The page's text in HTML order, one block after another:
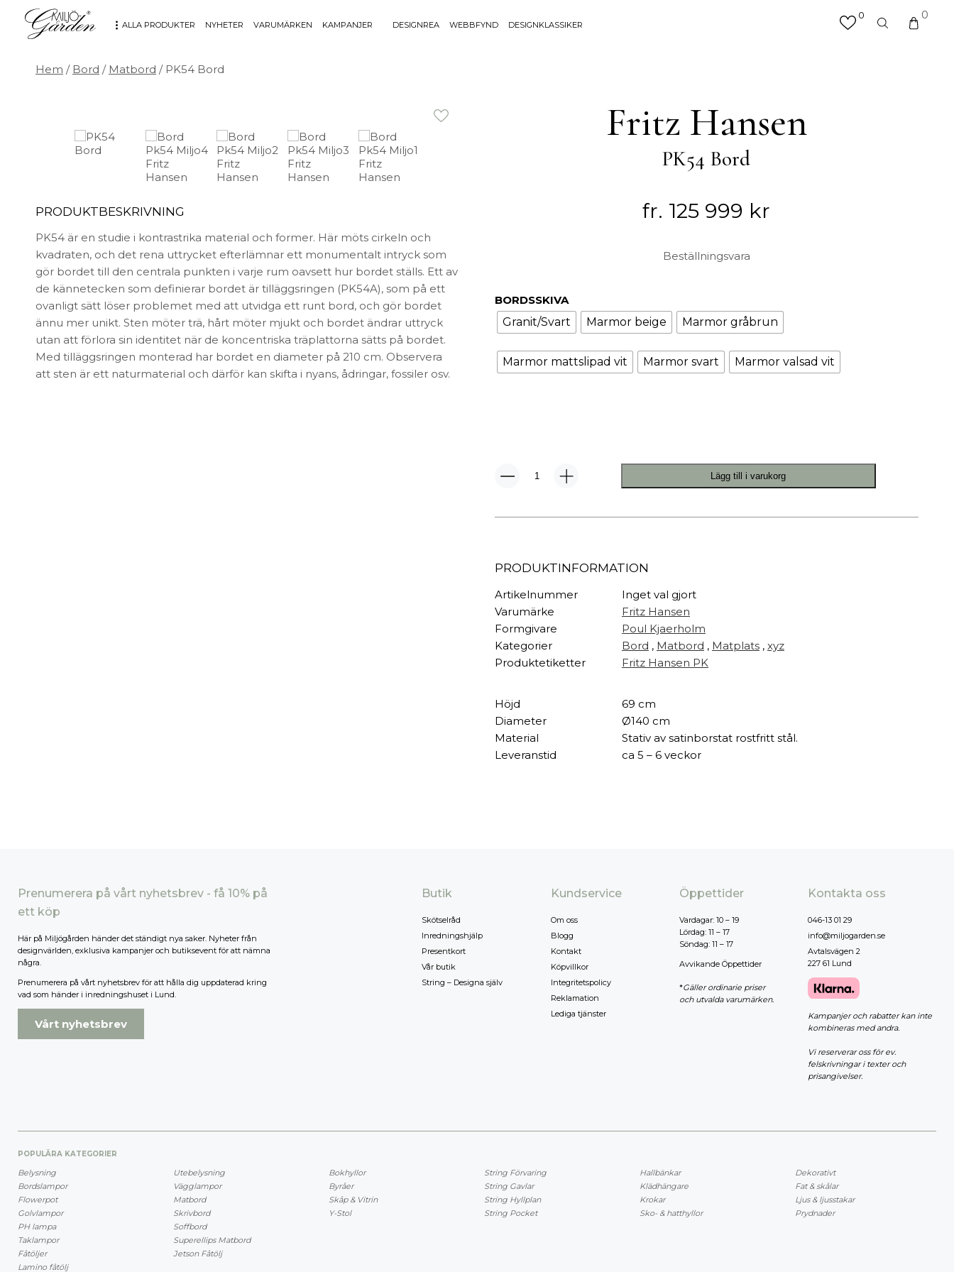
ALLA PRODUKTER
Hallbänkar
Soffor
Stolsdynor
FÖRVARING & HYLLSYSTEM
Bokhyllor
Byråer
Mediabänkar
Barn
Affischer
Dekorativt
Klockor
Kök & Servering
Ljus & ljusstakar
Speglar
Trädgård
Vaser & Krukor
Bordslampor
Golvlampor
Lamptillbehör
Utebelysning
Vägglampor
TEXTIL
Plädar
Kuddar & täcken
Överkast
Solsängar
Stolar
HALL
Sko- & hatthyllor
Hallmattor
Köksmattor
Matplatsmattor
Badrumsmattor
Målarfärg
High-tech
NYHETER VARUMÄRKEN KAMPANJER DESIGNREA WEBBFYND DESIGNKLASSIKER
0 0
Hem / Bord / Matbord / PK54 Bord
PRODUKTBESKRIVNING
PK54 är en studie i kontrastrika material och former. Här möts cirkeln och
kvadraten, och det rena uttrycket efterlämnar ett monumentalt intryck som
gör bordet till den centrala punkten i varje rum oavsett hur bordet ställs. Ett av
de kännetecken som definierar bordet är tilläggsringen (PK54A), som på ett
ovanligt sätt löser problemet med att utvidga ett runt bord, och gör bordet
ännu mer unikt. Sten möter trä, hårt möter mjukt och bordet ändrar uttryck
utan att förlora sin identitet när de koncentriska träplattorna sätts på bordet.
Med tilläggsringen monterad har bordet en diameter på 210 cm. Observera
att sten är ett naturmaterial och därför kan skifta i nyans, ådringar, fossiler osv.
Fritz Hansen
PK54 Bord
fr. 125 999 kr
Beställningsvara
BORDSSKIVA
Granit/Svart
Marmor beige Marmor gråbrun
Marmor mattslipad vit Marmor svart Marmor valsad vit
Lägg till i varukorg
PRODUKTINFORMATION
Artikelnummer
Inget val gjort
Varumärke
Fritz Hansen
Formgivare
Poul Kjaerholm
Kategorier
Bord , Matbord , Matplats ,xyz
Produktetiketter
Fritz Hansen PK
Höjd
69 cm
Diameter
Ø140 cm
Material
Stativ av satinborstat rostfritt stål.
Leveranstid
ca 5 – 6 veckor
Prenumerera på vårt nyhetsbrev - få 10% på
ett köp
Här på Miljögården händer det ständigt nya saker. Nyheter från
designvärlden, exklusiva kampanjer och butiksevent för att nämna
några.
Prenumerera på vårt nyhetsbrev för att hålla dig uppdaterad kring
vad som händer i inredningshuset i Lund.
Vårt nyhetsbrev
Butik
Skötselråd
Inredningshjälp
Presentkort
Vår butik
String – Designa själv
Kundservice
Om oss
Blogg
Kontakt
Köpvillkor
Integritetspolicy
Reklamation
Lediga tjänster
Öppettider
Vardagar: 10 – 19
Lördag: 11 – 17
Söndag: 11 – 17
Avvikande Öppettider
*Gäller ordinarie priser
och utvalda varumärken.
Kontakta oss
046-13 01 29
info@miljogarden.se
Avtalsvägen 2
227 61 Lund
Kampanjer och rabatter kan inte
kombineras med andra.
Vi reserverar oss för ev.
felskrivningar i texter och
prisangivelser.
POPULÄRA KATEGORIER
Belysning
Bordslampor
Flowerpot
Golvlampor
PH lampa
Taklampor
Fåtöljer
Lamino fåtölj
Utebelysning
Vägglampor
Matbord
Skrivbord
Soffbord
Superellips Matbord
Jetson Fåtölj
Bokhyllor
Byråer
Skåp & Vitrin
Y-Stol
String Förvaring
String Gavlar
String Hyllplan
String Pocket
Hallbänkar
Klädhängare
Krokar
Sko- & hatthyllor
Dekorativt
Fat & skålar
Ljus & ljusstakar
Prydnader